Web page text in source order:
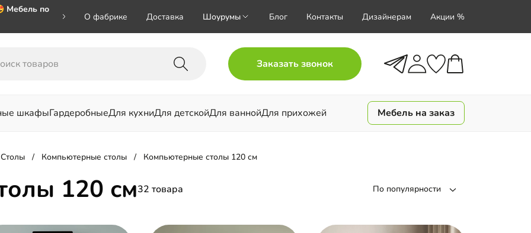
Мебель по
О фабрике Доставка Шоурумы Блог Контакты Дизайнерам Акции %
Заказать звонок
шкафыГардеробныеДля кухниДля детскойДля ваннойДля прихожей Мебель на заказ
Столы Компьютерные столы Компьютерные столы 120 см
120 см32 товара По популярности